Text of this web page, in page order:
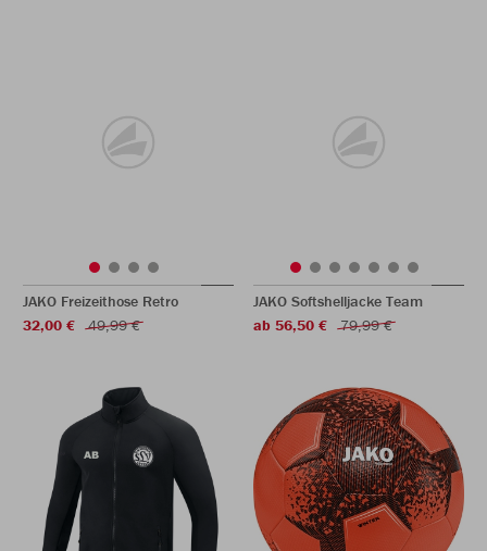
JAKO Freizeithose Retro
32,00 €
49,99 €
JAKO Softshelljacke Team
ab 56,50 €
79,99 €